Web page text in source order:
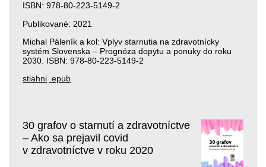
ISBN: 978-80-223-5149-2
Publikované: 2021
Michal Páleník a kol: Vplyv starnutia na zdravotnícky
systém Slovenska – Prognóza dopytu a ponuky do roku
2030. ISBN: 978-80-223-5149-2
stiahni .epub
30 grafov o starnutí a zdravotníctve
– Ako sa prejavil covid
v zdravotníctve v roku 2020